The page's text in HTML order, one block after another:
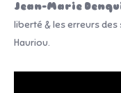
Jean-Marie
liberté & les erreurs
Hauriou.